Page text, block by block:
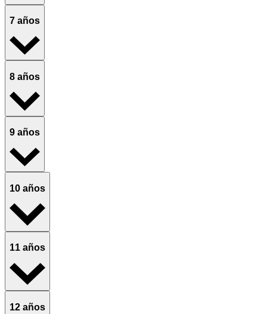
7 años
8 años
9 años
10 años
11 años
12 años